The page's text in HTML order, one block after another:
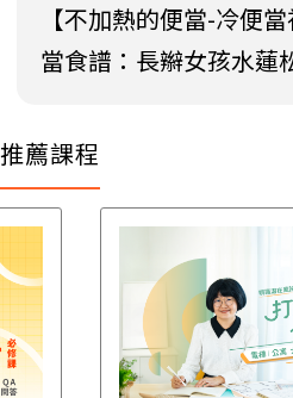
【不加熱的便當-冷便
當食譜：長辮女孩水蓮
推薦課程